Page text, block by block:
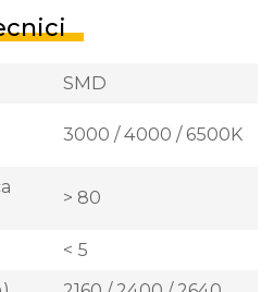
SMD
3000 / 4000 / 6500K
> 80
< 5